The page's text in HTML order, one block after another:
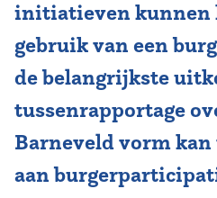
initiatieven kunnen
gebruik van een
de belangrijkste
tussenrapportage
Barneveld vorm kan
aan